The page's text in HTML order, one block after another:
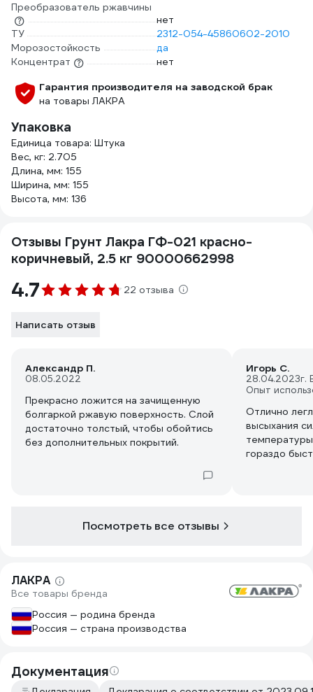
Преобразователь ржавчины
нет
ТУ
2312-054-45860602-2010
Морозостойкость
да
Концентрат
нет
Гарантия производителя на заводской брак
на товары ЛАКРА
Упаковка
Единица товара: Штука
Вес, кг: 2.705
Длина, мм: 155
Ширина, мм: 155
Высота, мм: 136
Отзывы Грунт Лакра ГФ-021 красно-
коричневый, 2.5 кг 90000662998
4.7 22 отзыва
Написать отзыв
Александр П.
08.05.2022
Прекрасно ложится на зачищенную
болгаркой ржавую поверхность. Слой
достаточно толстый, чтобы обойтись
без дополнительных покрытий.
Игорь С.
28.04.2023г.
Опыт
Отлично
высыхания
гораздо
Посмотреть все отзывы
ЛАКРА
Все товары бренда
Россия — родина бренда
Россия — страна производства
Документация